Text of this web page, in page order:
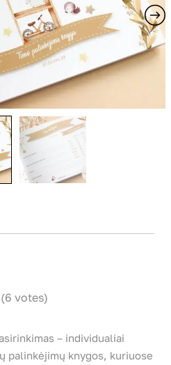
votes)
– individualiai
palinkėjimų knygos, kuriuose